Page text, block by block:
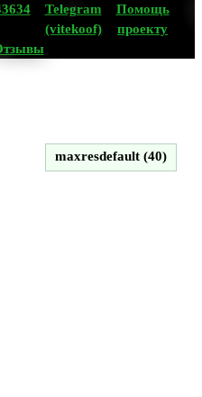
Telegram
(vitekoof)
Помощь
проекту
maxresdefault (40)